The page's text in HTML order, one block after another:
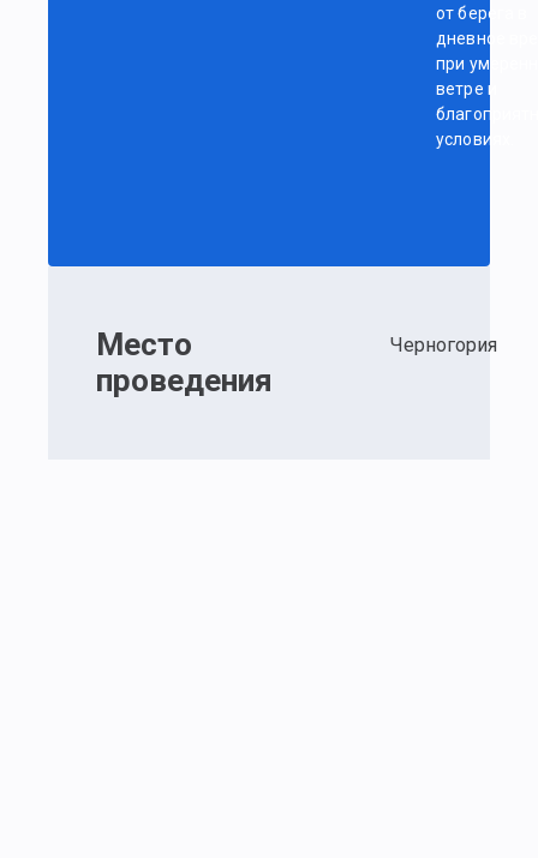
от берега в
дневное
при
ветре и
условиях.
Место
проведения
Черногория